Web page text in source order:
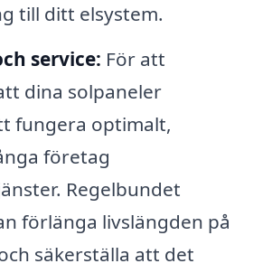
till ditt elsystem.
service: För att
dina solpaneler
fungera optimalt,
företag
Regelbundet
förlänga livslängden på
säkerställa att det